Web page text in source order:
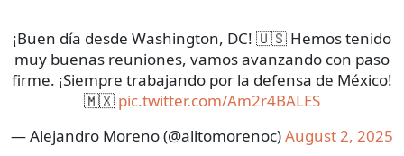
¡Buen día desde Washington, DC! 🇺🇸 Hemos tenido
muy buenas reuniones, vamos avanzando con paso
firme. ¡Siempre trabajando por la defensa de México!
🇲🇽 pic.twitter.com/Am2r4BALES
— Alejandro Moreno (@alitomorenoc)August 2, 2025